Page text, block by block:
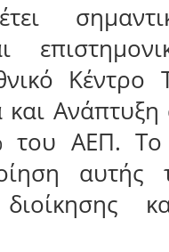
Κέντρο
και
του ΑΕΠ. Το
αυτής